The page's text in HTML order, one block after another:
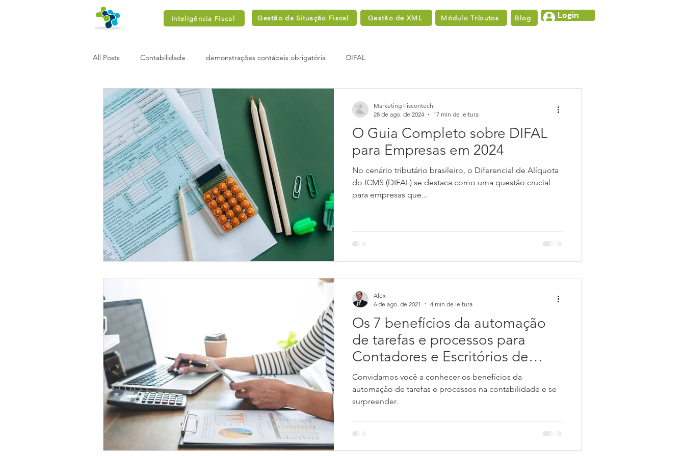
Gestão de XML Blog
Módulo Tributos Login
Gestão da Situação Fiscal
Inteligência Fiscal
All Posts Contabilidade demonstrações contábeis obrigatória DIFAL
O Guia Completo sobre DIFAL
para Empresas em 2024
No cenário tributário brasileiro, o Diferencial de Alíquota
do ICMS (DIFAL) se destaca como uma questão crucial
para empresas que...
Marketing Fiscontech
28 de ago. de 2024
17 min de leitura
Os 7 benefícios da automação
de tarefas e processos para
Contadores e Escritórios de
Contabilidade
Convidamos você a conhecer os benefícios da
automação de tarefas e processos na contabilidade e se
surpreender.
Alex
6 de ago. de 2021
4 min de leitura